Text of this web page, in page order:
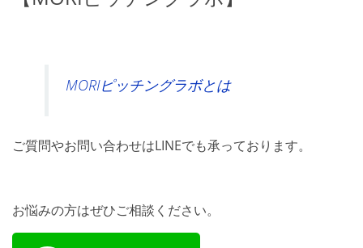
MORIピッチングラボとは
ご質問やお問い合わせはLINEでも承っております。
お悩みの方はぜひご相談ください。